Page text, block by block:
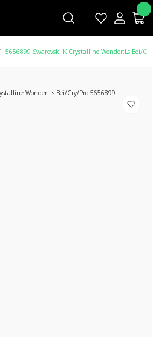
5656899 Swarovski K Crystalline Wonder:Ls Bei/